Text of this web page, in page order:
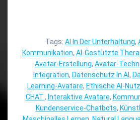
Tags: AI In Der Unterhaltung,
Kommunikation, AI-Gestützte
Avatar-Erstellung, Avatar-
Integration, Datenschutz In AI,
Learning-Avatare, Ethische AI-
CHAT., Interaktive Avatare,
Kundenservice-Chatbots,